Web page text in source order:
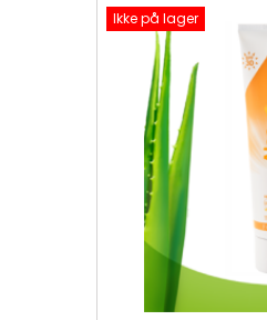
Ikke på lager